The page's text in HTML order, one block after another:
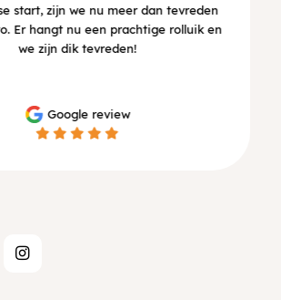
start, zijn we nu meer dan tevreden
Er hangt nu een prachtige rolluik en
we zijn dik tevreden!
Google review